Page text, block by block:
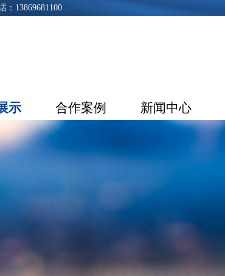
13869681100
示 合作案例 新闻中心